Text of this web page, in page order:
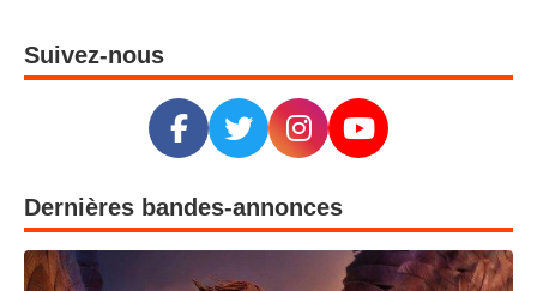
Suivez-nous
Dernières bandes-annonces